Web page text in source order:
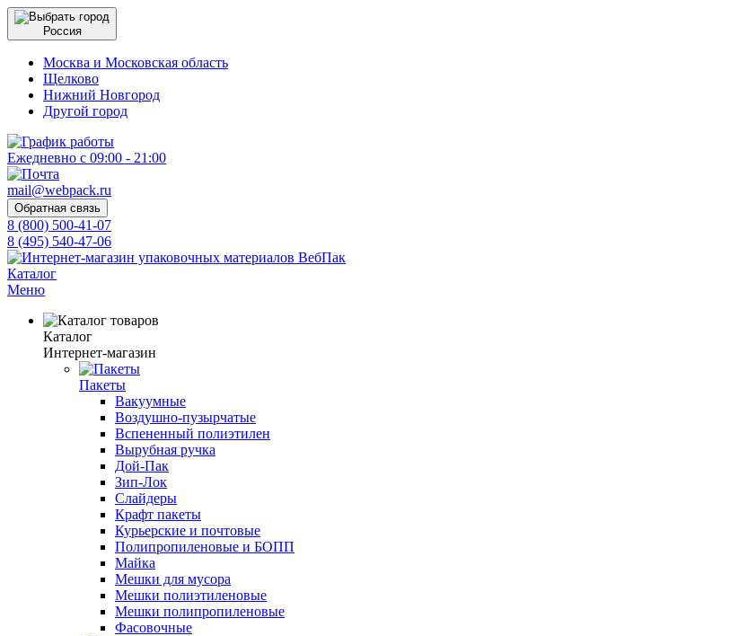
Россия
Москва и Московская область
Щелково
Нижний Новгород
Другой город
Ежедневно с 09:00 - 21:00
mail@webpack.ru
Обратная связь
8 (800) 500-41-07
8 (495) 540-47-06
Каталог
Меню
Каталог
Интернет-магазин
Пакеты
Вакуумные
Воздушно-пузырчатые
Вспененный полиэтилен
Вырубная ручка
Дой-Пак
Зип-Лок
Слайдеры
Крафт пакеты
Курьерские и почтовые
Полипропиленовые и БОПП
Майка
Мешки для мусора
Мешки полиэтиленовые
Мешки полипропиленовые
Фасовочные